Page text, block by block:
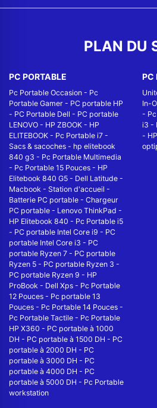
PLAN DU
PC PORTABLE
Pc Portable Occasion - Pc
Portable Gamer - PC portable HP
- PC Portable Dell - PC portable
LENOVO - HP ZBOOK - HP
ELITEBOOK - Pc Portable i7 -
Sacs & sacoches - hp elitebook
840 g3 - Pc Portable Multimedia
- Pc Portable 15 Pouces - HP
Elitebook 840 G5 - Dell Latitude -
Macbook - Station d'accueil -
Batterie PC portable - Chargeur
PC portable - Lenovo ThinkPad -
HP Elitebook 840 - Pc Portable i5
- PC portable Intel Core i9 - PC
portable Intel Core i3 - PC
portable Ryzen 7 - PC portable
Ryzen 5 - PC portable Ryzen 3 -
PC portable Ryzen 9 - HP
ProBook - Dell Xps - Pc Portable
12 Pouces - Pc portable 13
Pouces - Pc Portable 14 Pouces -
Pc Portable Tactile - Pc Portable
HP X360 - PC portable à 1000
DH - PC portable à 1500 DH - PC
portable à 2000 DH - PC
portable à 3000 DH - PC
portable à 4000 DH - PC
portable à 5000 DH - Pc Portable
workstation
PC
In-
-
i3 -
-